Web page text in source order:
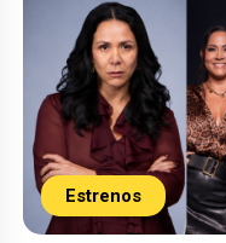
Estrenos